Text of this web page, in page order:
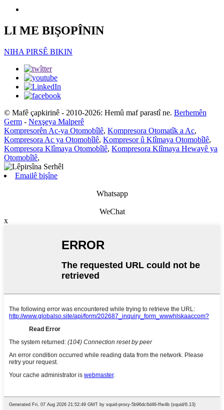
LI ME BIŞOPÎNIN
NIHA PIRSÊ BIKIN
© Mafê çapkirinê - 2010-2026: Hemû maf parastî ne. Berhemên
Germ - Nexşeya Malperê
Kompresorên Ac-ya Otomobîlê, Kompresora Otomatîk a Ac,
Kompresora Ac ya Otomobîlê, Kompresor û Klîmaya Otomobîlê,
Kompresora Klîmaya Otomobîlê, Kompresora Klîmaya Hewayê ya
Otomobîlê,
Emailê bişîne
Whatsapp
WeChat
x